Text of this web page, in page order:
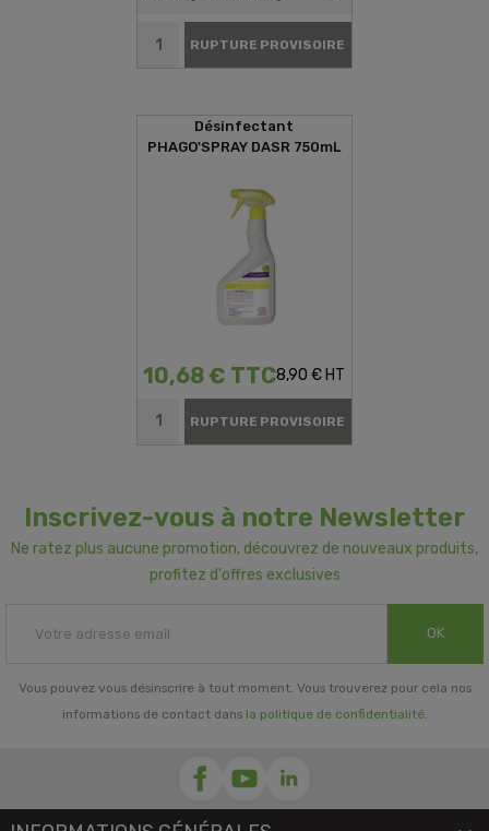
RUPTURE PROVISOIRE
Désinfectant
PHAGO'SPRAY DASR 750mL
10,68 € TTC8,90 € HT
RUPTURE PROVISOIRE
Inscrivez-vous à notre Newsletter
Ne ratez plus aucune promotion, découvrez de nouveaux produits,
profitez d'offres exclusives
OK
Vous pouvez vous désinscrire à tout moment. Vous trouverez pour cela nos
informations de contact dans la politique de confidentialité.